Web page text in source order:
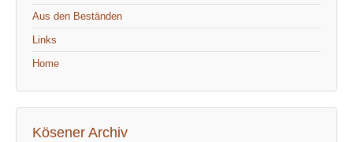
Aus den Beständen
Links
Home
Kösener Archiv